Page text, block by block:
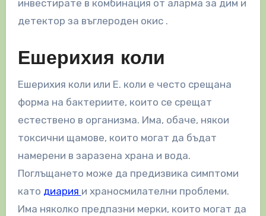
инвестирате в комбинация от аларма за дим и
детектор за въглероден окис .
Ешерихия коли
Ешерихия коли или Е. коли е често срещана
форма на бактериите, които се срещат
естествено в организма. Има, обаче, някои
токсични щамове, които могат да бъдат
намерени в заразена храна и вода.
Поглъщането може да предизвика симптоми
като диария и храносмилателни проблеми.
Има няколко предпазни мерки, които могат да